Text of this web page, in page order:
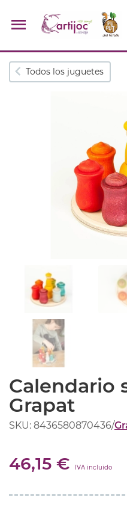
Búsquedas populares
Todos los juguetes
Calendario
Grapat
SKU: 8436580870436/
46,15 € IVA incluido